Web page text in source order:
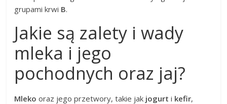
grupami krwi B.
Jakie są zalety i wady
mleka i jego
pochodnych oraz jaj?
Mleko oraz jego przetwory, takie jak jogurt i kefir,